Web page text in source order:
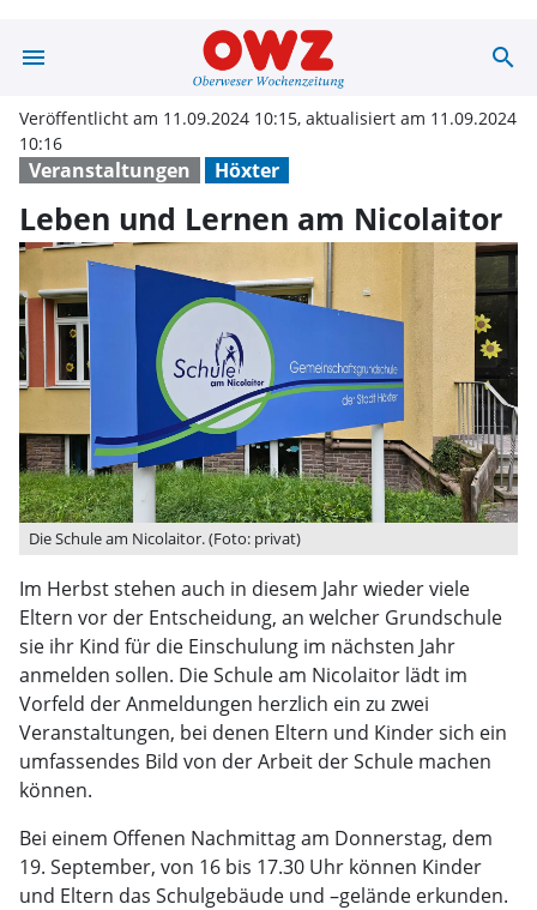
menu Leben und search
Veranstaltungen Höxter
Veröffentlicht am 11.09.2024 10:15, aktualisiert am 11.09.2024
10:16
Leben und Lernen am Nicolaitor
Die Schule am Nicolaitor. (Foto: privat)
Im Herbst stehen auch in diesem Jahr wieder viele
Eltern vor der Entscheidung, an welcher Grundschule
sie ihr Kind für die Einschulung im nächsten Jahr
anmelden sollen. Die Schule am Nicolaitor lädt im
Vorfeld der Anmeldungen herzlich ein zu zwei
Veranstaltungen, bei denen Eltern und Kinder sich ein
umfassendes Bild von der Arbeit der Schule machen
können.
Bei einem Offenen Nachmittag am Donnerstag, dem
19. September, von 16 bis 17.30 Uhr können Kinder
und Eltern das Schulgebäude und –gelände erkunden.